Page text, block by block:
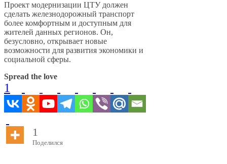
Проект модернизации ЦТУ должен
сделать железнодорожный транспорт
более комфортным и доступным для
жителей данных регионов. Он,
безусловно, открывает новые
возможности для развития экономики и
социальной сферы.
Spread the love
1
1
Поделился